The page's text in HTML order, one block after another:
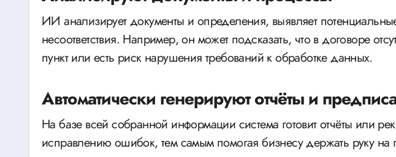
ИИ анализирует документы и определения, выявляет
несоответствия. Например, он может подсказать, что в договоре
пункт или есть риск нарушения требований к обработке данных.
Автоматически генерируют отчёты и
На базе всей собранной информации система готовит отчёты или
исправлению ошибок, тем самым помогая бизнесу держать руку на